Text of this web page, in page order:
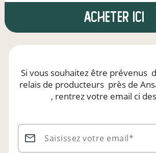
Acheter ici
Si vous souhaitez être prévenus
relais de producteurs près de
, rentrez votre email ci
Saisissez votre email*